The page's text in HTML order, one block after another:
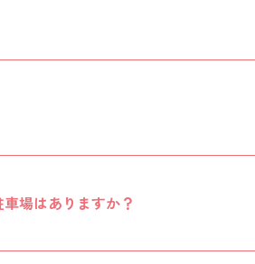
場はありますか？